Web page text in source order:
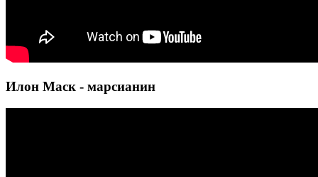
Илон Маск - марсианин